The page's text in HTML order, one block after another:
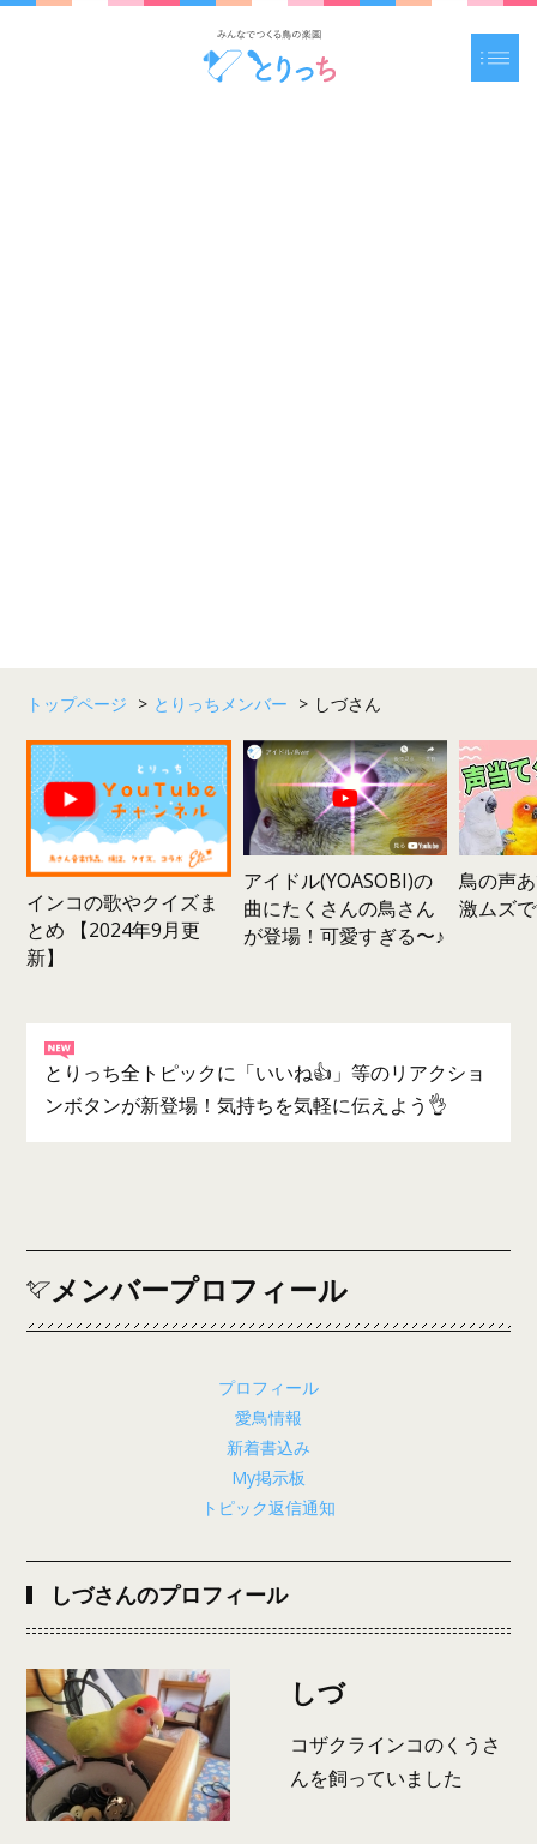
トップページ > とりっちメンバー > しづさん
インコの歌やクイズま
とめ 【2024年9月更
新】
アイドル(YOASOBI)の
曲にたくさんの鳥さん
が登場！可愛すぎる〜♪
鳥の声
激ムズ
とりっち全トピックに「いいね👍」等のリアクショ
ンボタンが新登場！気持ちを気軽に伝えよう👌
メンバープロフィール
プロフィール
愛鳥情報
新着書込み
My掲示板
トピック返信通知
しづさんのプロフィール
しづ
コザクラインコのくうさ
んを飼っていました